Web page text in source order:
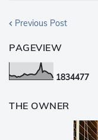
Previous Post
PAGEVIEW
1834477
THE OWNER